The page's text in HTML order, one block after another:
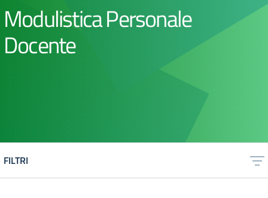
Modulistica Personale
Docente
FILTRI